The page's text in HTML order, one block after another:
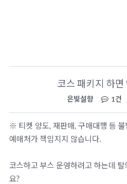
코스 패키지 하
은빛설향 1건
※ 티켓 양도, 재판매, 구매대행 등
예매처가 책임지지 않습니다.
코스하고 부스 운영하려고 하는데
요?